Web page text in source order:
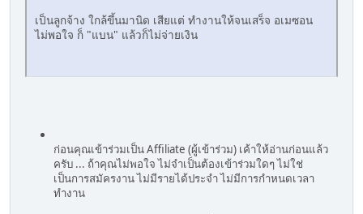
เป็นลูกจ้าง ใกล้ขึ้นมานิด เสียแต่ ทำงานให้จนเสร็จ อเมซอน
ไม่พอใจ ก็ "แบน" แล้วก็ไม่จ่ายเงิน
ก่อนคุณเข้าร่วมเป็น Affiliate (ผู้เข้าร่วม) เค้าให้อ่านก่อนแล้ว
ครับ ... ถ้าคุณไม่พอใจ ไม่จำเป็นต้องเข้าร่วมใดๆ ไม่ใช่
เป็นการสมัครงาน ไม่มีรายได้ประจำ ไม่มีการกำหนดเวลา
ทำงาน